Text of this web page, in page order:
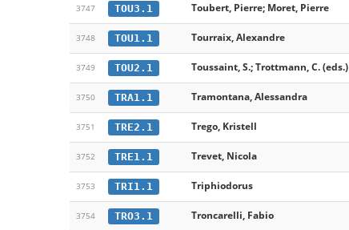
3747 TOU3.1 Toubert, Pierre; Moret, Pierre
3748 TOU1.1 Tourraix, Alexandre
3749 TOU2.1 Toussaint, S.; Trottmann, C. (eds.)
3750 TRA1.1 Tramontana, Alessandra
3751 TRE2.1 Trego, Kristell
3752 TRE1.1 Trevet, Nicola
3753 TRI1.1 Triphiodorus
3754 TRO3.1 Troncarelli, Fabio